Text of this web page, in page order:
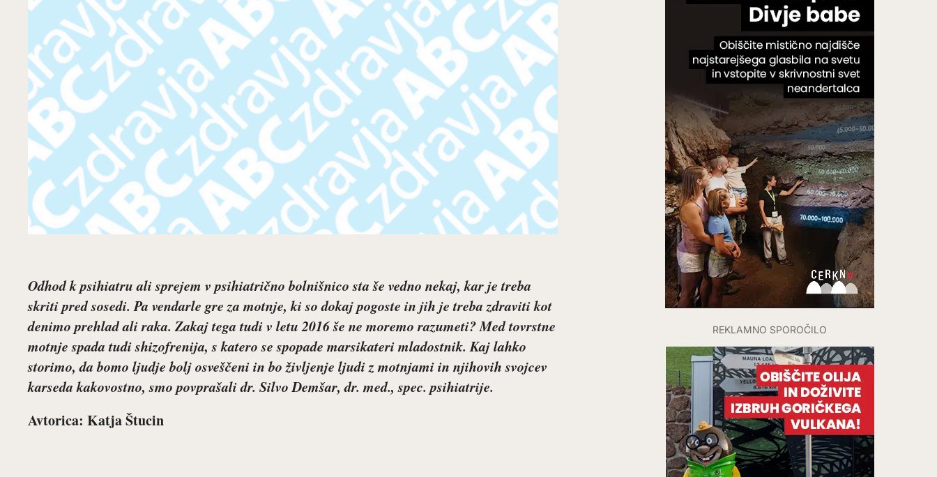
Odhod k psihiatru ali sprejem v psihiatrično bolnišnico sta še vedno nekaj, kar je treba
skriti pred sosedi. Pa vendarle gre za motnje, ki so dokaj pogoste in jih je treba zdraviti kot
denimo prehlad ali raka. Zakaj tega tudi v letu 2016 še ne moremo razumeti? Med tovrstne
motnje spada tudi shizofrenija, s katero se spopade marsikateri mladostnik. Kaj lahko
storimo, da bomo ljudje bolj osveščeni in bo življenje ljudi z motnjami in njihovih svojcev
karseda kakovostno, smo povprašali dr. Silvo Demšar, dr. med., spec. psihiatrije.
Avtorica: Katja Štucin
REKLAMNO SPOROČILO